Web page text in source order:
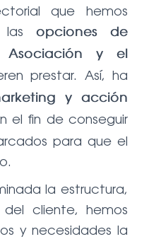
que hemos
las
opciones de
Asociación y el
prestar. Así, ha
y acción
el fin de conseguir
para que el
la estructura,
cliente, hemos
y necesidades la